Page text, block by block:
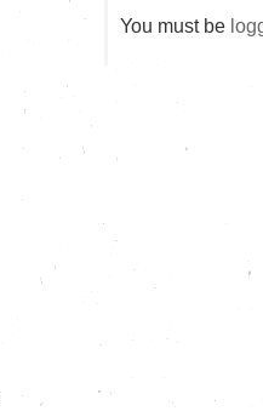
You must be